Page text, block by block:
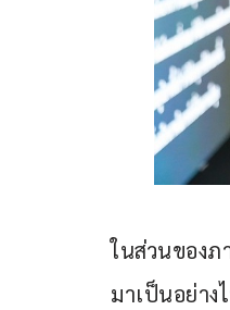
ในส่วนของภ
มาเป็นอย่า